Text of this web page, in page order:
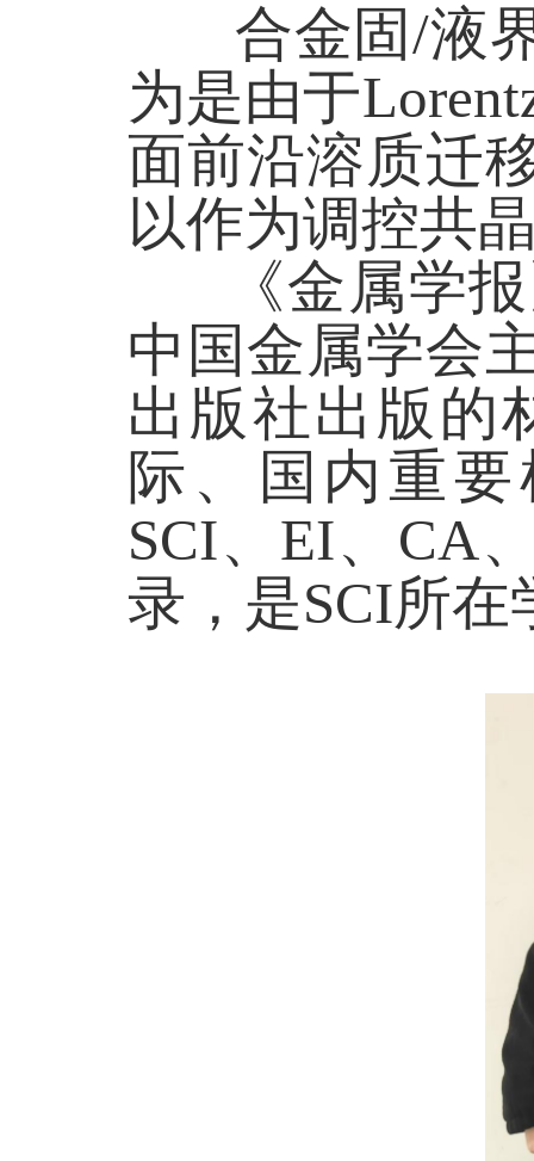
合金固/液
为是由于
面前沿溶质迁
以作为调控共
《金属学报
中国金属学会
出版社出版 的
际、国内重
SCI、 EI、 CA
录，是SCI所在